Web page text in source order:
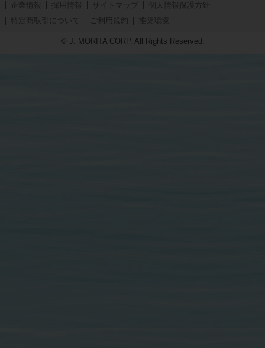
企業情報 採用情報 サイトマップ
個人情報保護方針
特定商取引について
ご利用規約 推奨環境
© J. MORITA CORP. All Rights Reserved.